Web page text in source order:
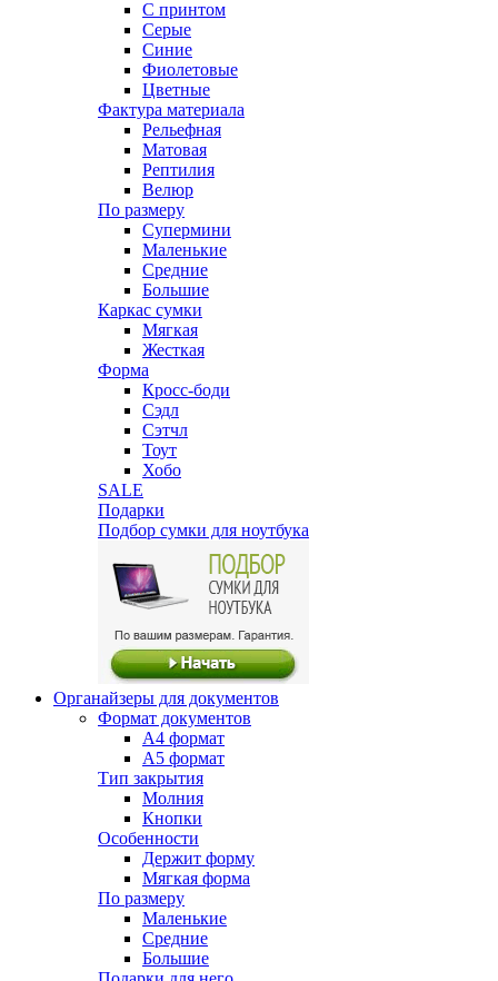
С принтом
Серые
Синие
Фиолетовые
Цветные
Фактура материала
Рельефная
Матовая
Рептилия
Велюр
По размеру
Супермини
Маленькие
Средние
Большие
Каркас сумки
Мягкая
Жесткая
Форма
Кросс-боди
Сэдл
Сэтчл
Тоут
Хобо
SALE
Подарки
Подбор сумки для ноутбука
Органайзеры для документов
Формат документов
А4 формат
А5 формат
Тип закрытия
Молния
Кнопки
Особенности
Держит форму
Мягкая форма
По размеру
Маленькие
Средние
Большие